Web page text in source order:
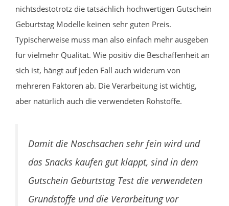
nichtsdestotrotz die tatsächlich hochwertigen Gutschein
Geburtstag Modelle keinen sehr guten Preis.
Typischerweise muss man also einfach mehr ausgeben
für vielmehr Qualität. Wie positiv die Beschaffenheit an
sich ist, hängt auf jeden Fall auch widerum von
mehreren Faktoren ab. Die Verarbeitung ist wichtig,
aber natürlich auch die verwendeten Rohstoffe.
Damit die Naschsachen sehr fein wird und
das Snacks kaufen gut klappt, sind in dem
Gutschein Geburtstag Test die verwendeten
Grundstoffe und die Verarbeitung vor